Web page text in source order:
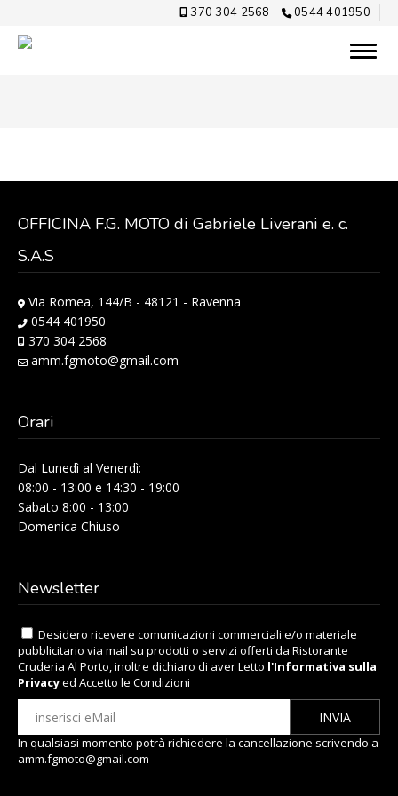
370 304 2568 0544 401950
OFFICINA F.G. MOTO di Gabriele Liverani e. c.
S.A.S
Via Romea, 144/B - 48121 - Ravenna
0544 401950
370 304 2568
amm.fgmoto@gmail.com
Orari
Dal Lunedì al Venerdì:
08:00 - 13:00 e 14:30 - 19:00
Sabato 8:00 - 13:00
Domenica Chiuso
Newsletter
Desidero ricevere comunicazioni commerciali e/o materiale
pubblicitario via mail su prodotti o servizi offerti da Ristorante
Cruderia Al Porto, inoltre dichiaro di aver Letto l'Informativa sulla
Privacyed Accetto le Condizioni
In qualsiasi momento potrà richiedere la cancellazione scrivendo a
amm.fgmoto@gmail.com